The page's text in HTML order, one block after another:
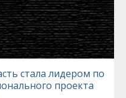
стала лидером по
проекта